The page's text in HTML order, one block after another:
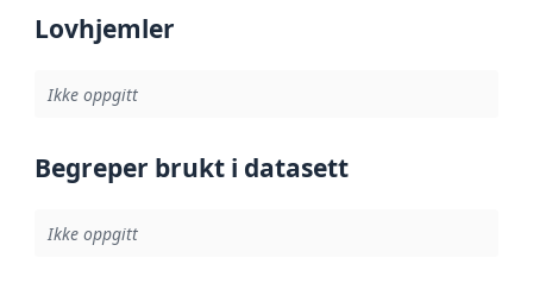
Lovhjemler
Ikke oppgitt
Begreper brukt i datasett
Ikke oppgitt